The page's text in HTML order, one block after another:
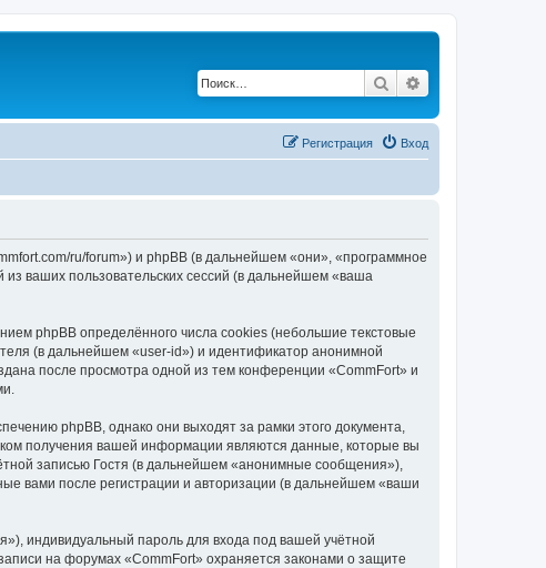
Поиск
Вход
Регистрация
ru/forum») и phpBB (в дальнейшем «они», «программное
ваших пользовательских сессий (в дальнейшем «ваша
phpBB определённого числа cookies (небольшие текстовые
(в дальнейшем «user-id») и идентификатор анонимной
после просмотра одной из тем конференции «CommFort» и
phpBB, однако они выходят за рамки этого документа,
получения вашей информации являются данные, которые вы
записью Гостя (в дальнейшем «анонимные сообщения»),
вами после регистрации и авторизации (в дальнейшем «ваши
индивидуальный пароль для входа под вашей учётной
на форумах «CommFort» охраняется законами о защите